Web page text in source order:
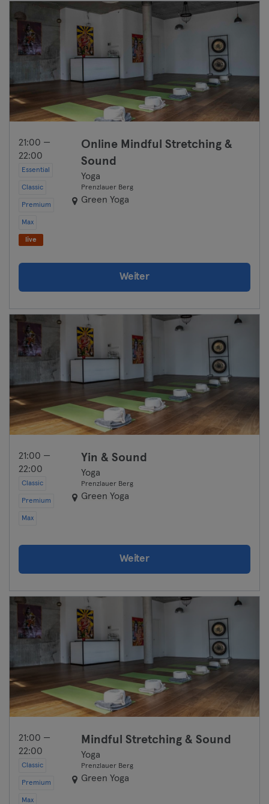
21:00 —
22:00
Essential
Classic
Premium
Max
live
Online Mindful Stretching &
Sound
Yoga
Prenzlauer Berg
Green Yoga
Weiter
21:00 —
22:00
Classic
Premium
Max
Yin & Sound
Yoga
Prenzlauer Berg
Green Yoga
Weiter
21:00 —
22:00
Classic
Premium
Max
Mindful Stretching & Sound
Yoga
Prenzlauer Berg
Green Yoga